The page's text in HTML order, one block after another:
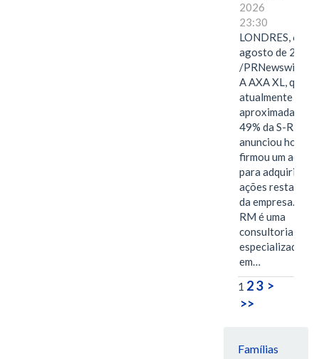
2026
23:30
LONDRES, 6 de
agosto de 2026
/PRNewswire/ --
A AXA XL, que
atualmente
49% da S-RM,
anunciou hoje
firmou um
para adquirir as
ações restantes
da empresa. A S-
RM é uma
consultoria
especializada
em…
1 23 >
>>
Famílias